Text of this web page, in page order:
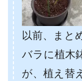
以前、まと
バラに植木
が、植え替